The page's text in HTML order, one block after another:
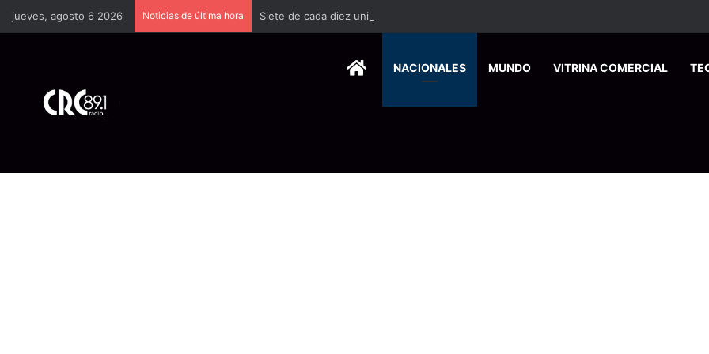
jueves, agosto 6 2026 Noticias de última hora
HOMENACIONALES MUNDO VITRINA COMERCIAL